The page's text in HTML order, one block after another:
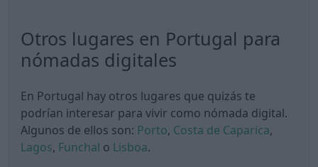
Otros lugares en Portugal para
nómadas digitales
En Portugal hay otros lugares que quizás te
podrían interesar para vivir como nómada digital.
Algunos de ellos son: Porto, Costa de Caparica,
Lagos, Funchal o Lisboa.